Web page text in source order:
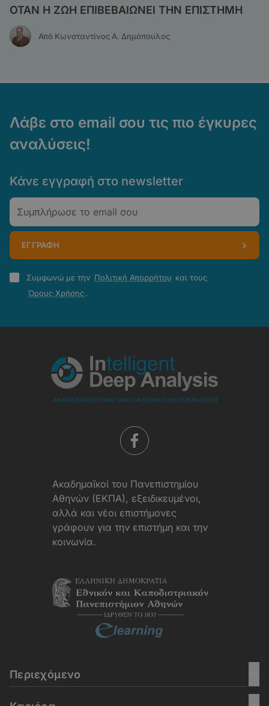
ΟΤΑΝ Η ΖΩΗ ΕΠΙΒΕΒΑΙΩΝΕΙ ΤΗΝ ΕΠΙΣΤΗΜΗ
Από Κωνσταντίνος Α. Δημόπουλος
Λάβε στο email σου τις πιο έγκυρες
αναλύσεις!
Κάνε εγγραφή στο newsletter
Email
ΕΓΓΡΑΦΗ
Πολιτική
Απορρήτου
Συμφωνώ με την Πολιτική Απορρήτου και τους
Όρους Χρήσης.
Aκαδημαϊκοί του Πανεπιστημίου
Αθηνών (ΕΚΠΑ), εξειδικευμένοι,
αλλά και νέοι επιστήμονες
γράφουν για την επιστήμη και την
κοινωνία.
Περιεχόμενο